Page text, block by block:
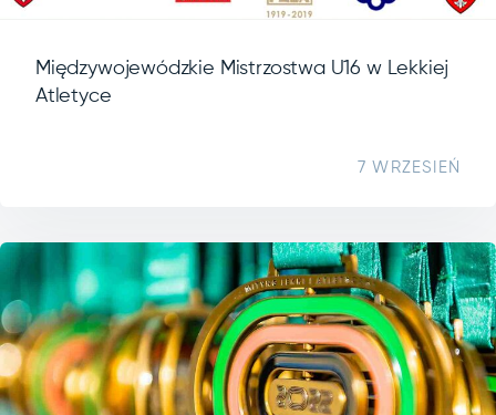
Międzywojewódzkie Mistrzostwa U16 w Lekkiej
Atletyce
7 WRZESIEŃ